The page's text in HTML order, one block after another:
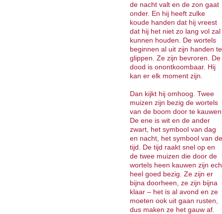
de nacht valt en de zon gaat
onder. En hij heeft zulke
koude handen dat hij vreest
dat hij het niet zo lang vol zal
kunnen houden. De wortels
beginnen al uit zijn handen te
glippen. Ze zijn bevroren. De
dood is onontkoombaar. Hij
kan er elk moment zijn.
Dan kijkt hij omhoog. Twee
muizen zijn bezig de wortels
van de boom door te
De ene is wit en de ander
zwart, het symbool van dag
en nacht, het symbool van de
tijd. De tijd raakt snel op en
de twee muizen die door de
wortels heen kauwen zijn
heel goed bezig. Ze zijn er
bijna doorheen, ze zijn bijna
klaar – het is al avond en ze
moeten ook uit gaan rusten,
dus maken ze het gauw af.